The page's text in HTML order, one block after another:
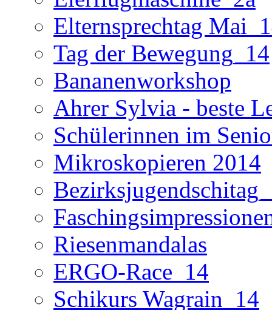
Elternsprechtag
Tag der Bewegung_14
Bananenworkshop
Ahrer Sylvia - beste
Schülerinnen im
Mikroskopieren 2014
Riesenmandalas
ERGO-Race_14
Schikurs Wagrain_14